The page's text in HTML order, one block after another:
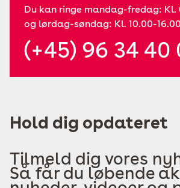
Du kan ringe mandag-fredag: Kl.
og lørdag-søndag: Kl. 10.00-
(+45) 96 34 40
Hold dig opdateret
Tilmeld dig vores
Så får du løbende